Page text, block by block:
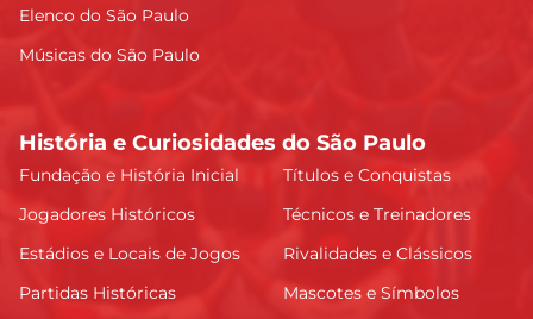
Elenco do São Paulo
Músicas do São Paulo
História e Curiosidades do São Paulo
Fundação e História Inicial
Títulos e Conquistas
Jogadores Históricos
Técnicos e Treinadores
Estádios e Locais de Jogos
Rivalidades e Clássicos
Partidas Históricas
Mascotes e Símbolos